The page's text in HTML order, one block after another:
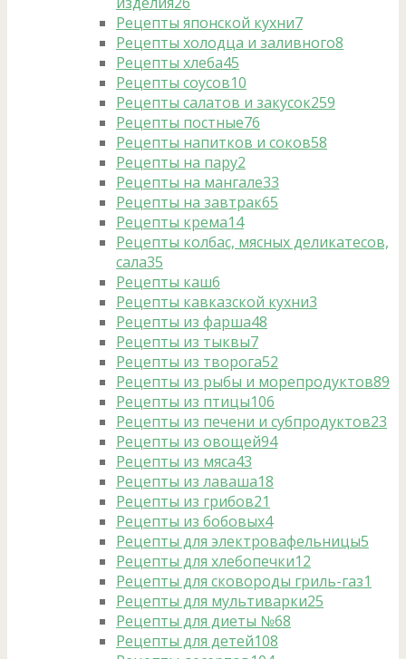
Рецепты японской кухни7
Рецепты холодца и заливного8
Рецепты хлеба45
Рецепты соусов10
Рецепты салатов и закусок259
Рецепты постные76
Рецепты напитков и соков58
Рецепты на пару2
Рецепты на мангале33
Рецепты на завтрак65
Рецепты крема14
Рецепты колбас, мясных деликатесов,
сала35
Рецепты каш6
Рецепты кавказской кухни3
Рецепты из фарша48
Рецепты из тыквы7
Рецепты из творога52
Рецепты из рыбы и морепродуктов89
Рецепты из птицы106
Рецепты из печени и субпродуктов23
Рецепты из овощей94
Рецепты из мяса43
Рецепты из лаваша18
Рецепты из грибов21
Рецепты из бобовых4
Рецепты для электровафельницы5
Рецепты для хлебопечки12
Рецепты для сковороды гриль-газ1
Рецепты для мультиварки25
Рецепты для диеты №68
Рецепты для детей108